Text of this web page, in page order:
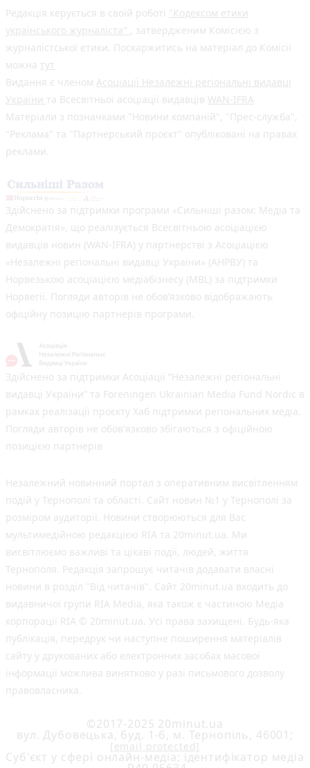
Редакція керується в своїй роботі "Кодексом етики
українського журналіста" , затвердженим Комісією з
журналістської етики. Поскаржитись на матеріал до Комісії
можна тут
Видання є членом Асоціації Незалежні регіональні видавці
України та Всесвітньої асоціації видавців WAN-IFRA
Матеріали з позначками "Новини компаній", "Прес-служба",
"Реклама" та "Партнерський проєкт" опубліковані на правах
реклами.
Здійснено за підтримки програми «Сильніші разом: Медіа та
Демократія», що реалізується Всесвітньою асоціацією
видавців новин (WAN-IFRA) у партнерстві з Асоціацією
«Незалежні регіональні видавці України» (АНРВУ) та
Норвезькою асоціацією медіабізнесу (MBL) за підтримки
Норвегії. Погляди авторів не обов’язково відображають
офіційну позицію партнерів програми.
Здійснено за підтримки Асоціації “Незалежні регіональні
видавці України” та Foreningen Ukrainian Media Fund Nordic в
рамках реалізації проєкту Хаб підтримки регіональних медіа.
Погляди авторів не обов'язково збігаються з офіційною
позицією партнерів
Незалежний новинний портал з оперативним висвітленням
подій у Тернополі та області. Сайт новин №1 у Тернополі за
розміром аудиторії. Новини створюються для Вас
мультимедійною редакцією RIA та 20minut.ua. Ми
висвітлюємо важливі та цікаві події, людей, життя
Тернополя. Редакція запрошує читачів додавати власні
новини в розділ "Від читачів". Сайт 20minut.ua входить до
видавничої групи RIA Media, яка також є частиною Медіа
корпорації RIA © 20minut.ua. Усі права захищені. Будь-яка
публiкацiя, передрук чи наступне поширення матеріалів
сайту у друкованих або електронних засобах масової
інформації можлива винятково у разі письмового дозволу
правовласника.
©2017-2025 20minut.ua
вул. Дубовецька, буд. 1-б, м. Тернопіль, 46001;
[email protected]
Cуб'єкт у сфері онлайн-медіа; ідентифікатор медіа